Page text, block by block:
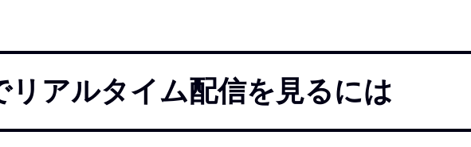
リアルタイム配信を見るには